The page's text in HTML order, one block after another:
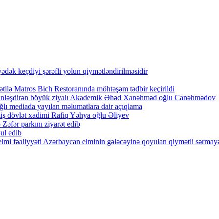
keçdiyi şərəfli yolun qiymətləndirilməsidir
Matros Bich Restoranında möhtəşəm tədbir keçirildi
böyük ziyalı Akademik Əhəd Xanəhməd oğlu Canəhmədov
mediada yayılan məlumatlara dair açıqlama
dövlət xadimi Rafiq Yəhya oğlu Əliyev
parkını ziyarət edib
edib
fəaliyyəti Azərbaycan elminin gələcəyinə qoyulan qiymətli